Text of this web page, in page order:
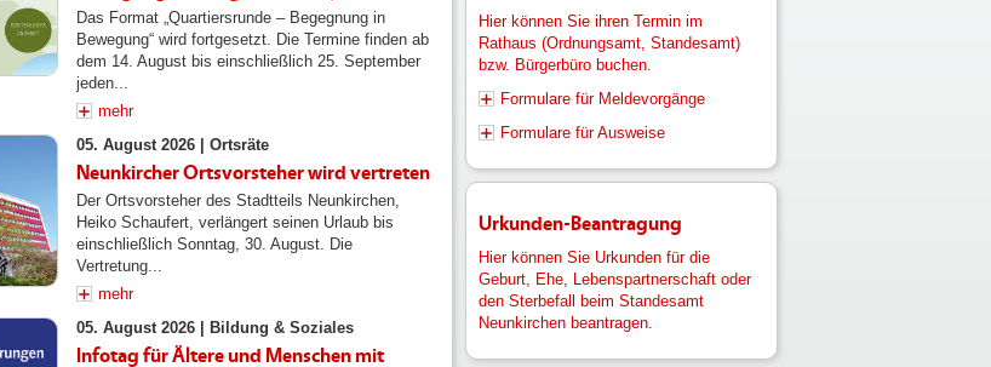
Das Format „Quartiersrunde – Begegnung in
Bewegung“ wird fortgesetzt. Die Termine finden ab
dem 14. August bis einschließlich 25. September
jeden...
mehr
05. August 2026 | Ortsräte
Neunkircher Ortsvorsteher wird vertreten
Der Ortsvorsteher des Stadtteils Neunkirchen,
Heiko Schaufert, verlängert seinen Urlaub bis
einschließlich Sonntag, 30. August. Die
Vertretung...
mehr
05. August 2026 |
Bildung & Soziales
Infotag für Ältere und Menschen mit
Hier können Sie ihren Termin im
Rathaus (Ordnungsamt, Standesamt)
bzw. Bürgerbüro buchen.
Formulare für Meldevorgänge
Formulare für Ausweise
Urkunden-Beantragung
Hier können Sie Urkunden für die
Geburt, Ehe, Lebenspartnerschaft oder
den Sterbefall beim Standesamt
Neunkirchen beantragen.